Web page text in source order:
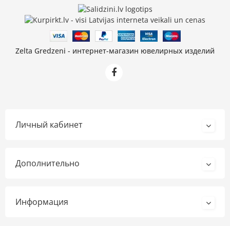
Zelta Gredzeni - интернет-магазин ювелирных изделий
Личный кабинет
Дополнительно
Информация